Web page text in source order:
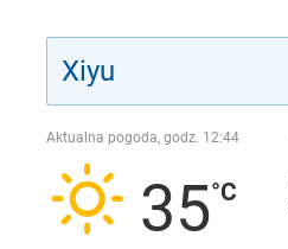
Aktualna pogoda, godz. 12:44
35